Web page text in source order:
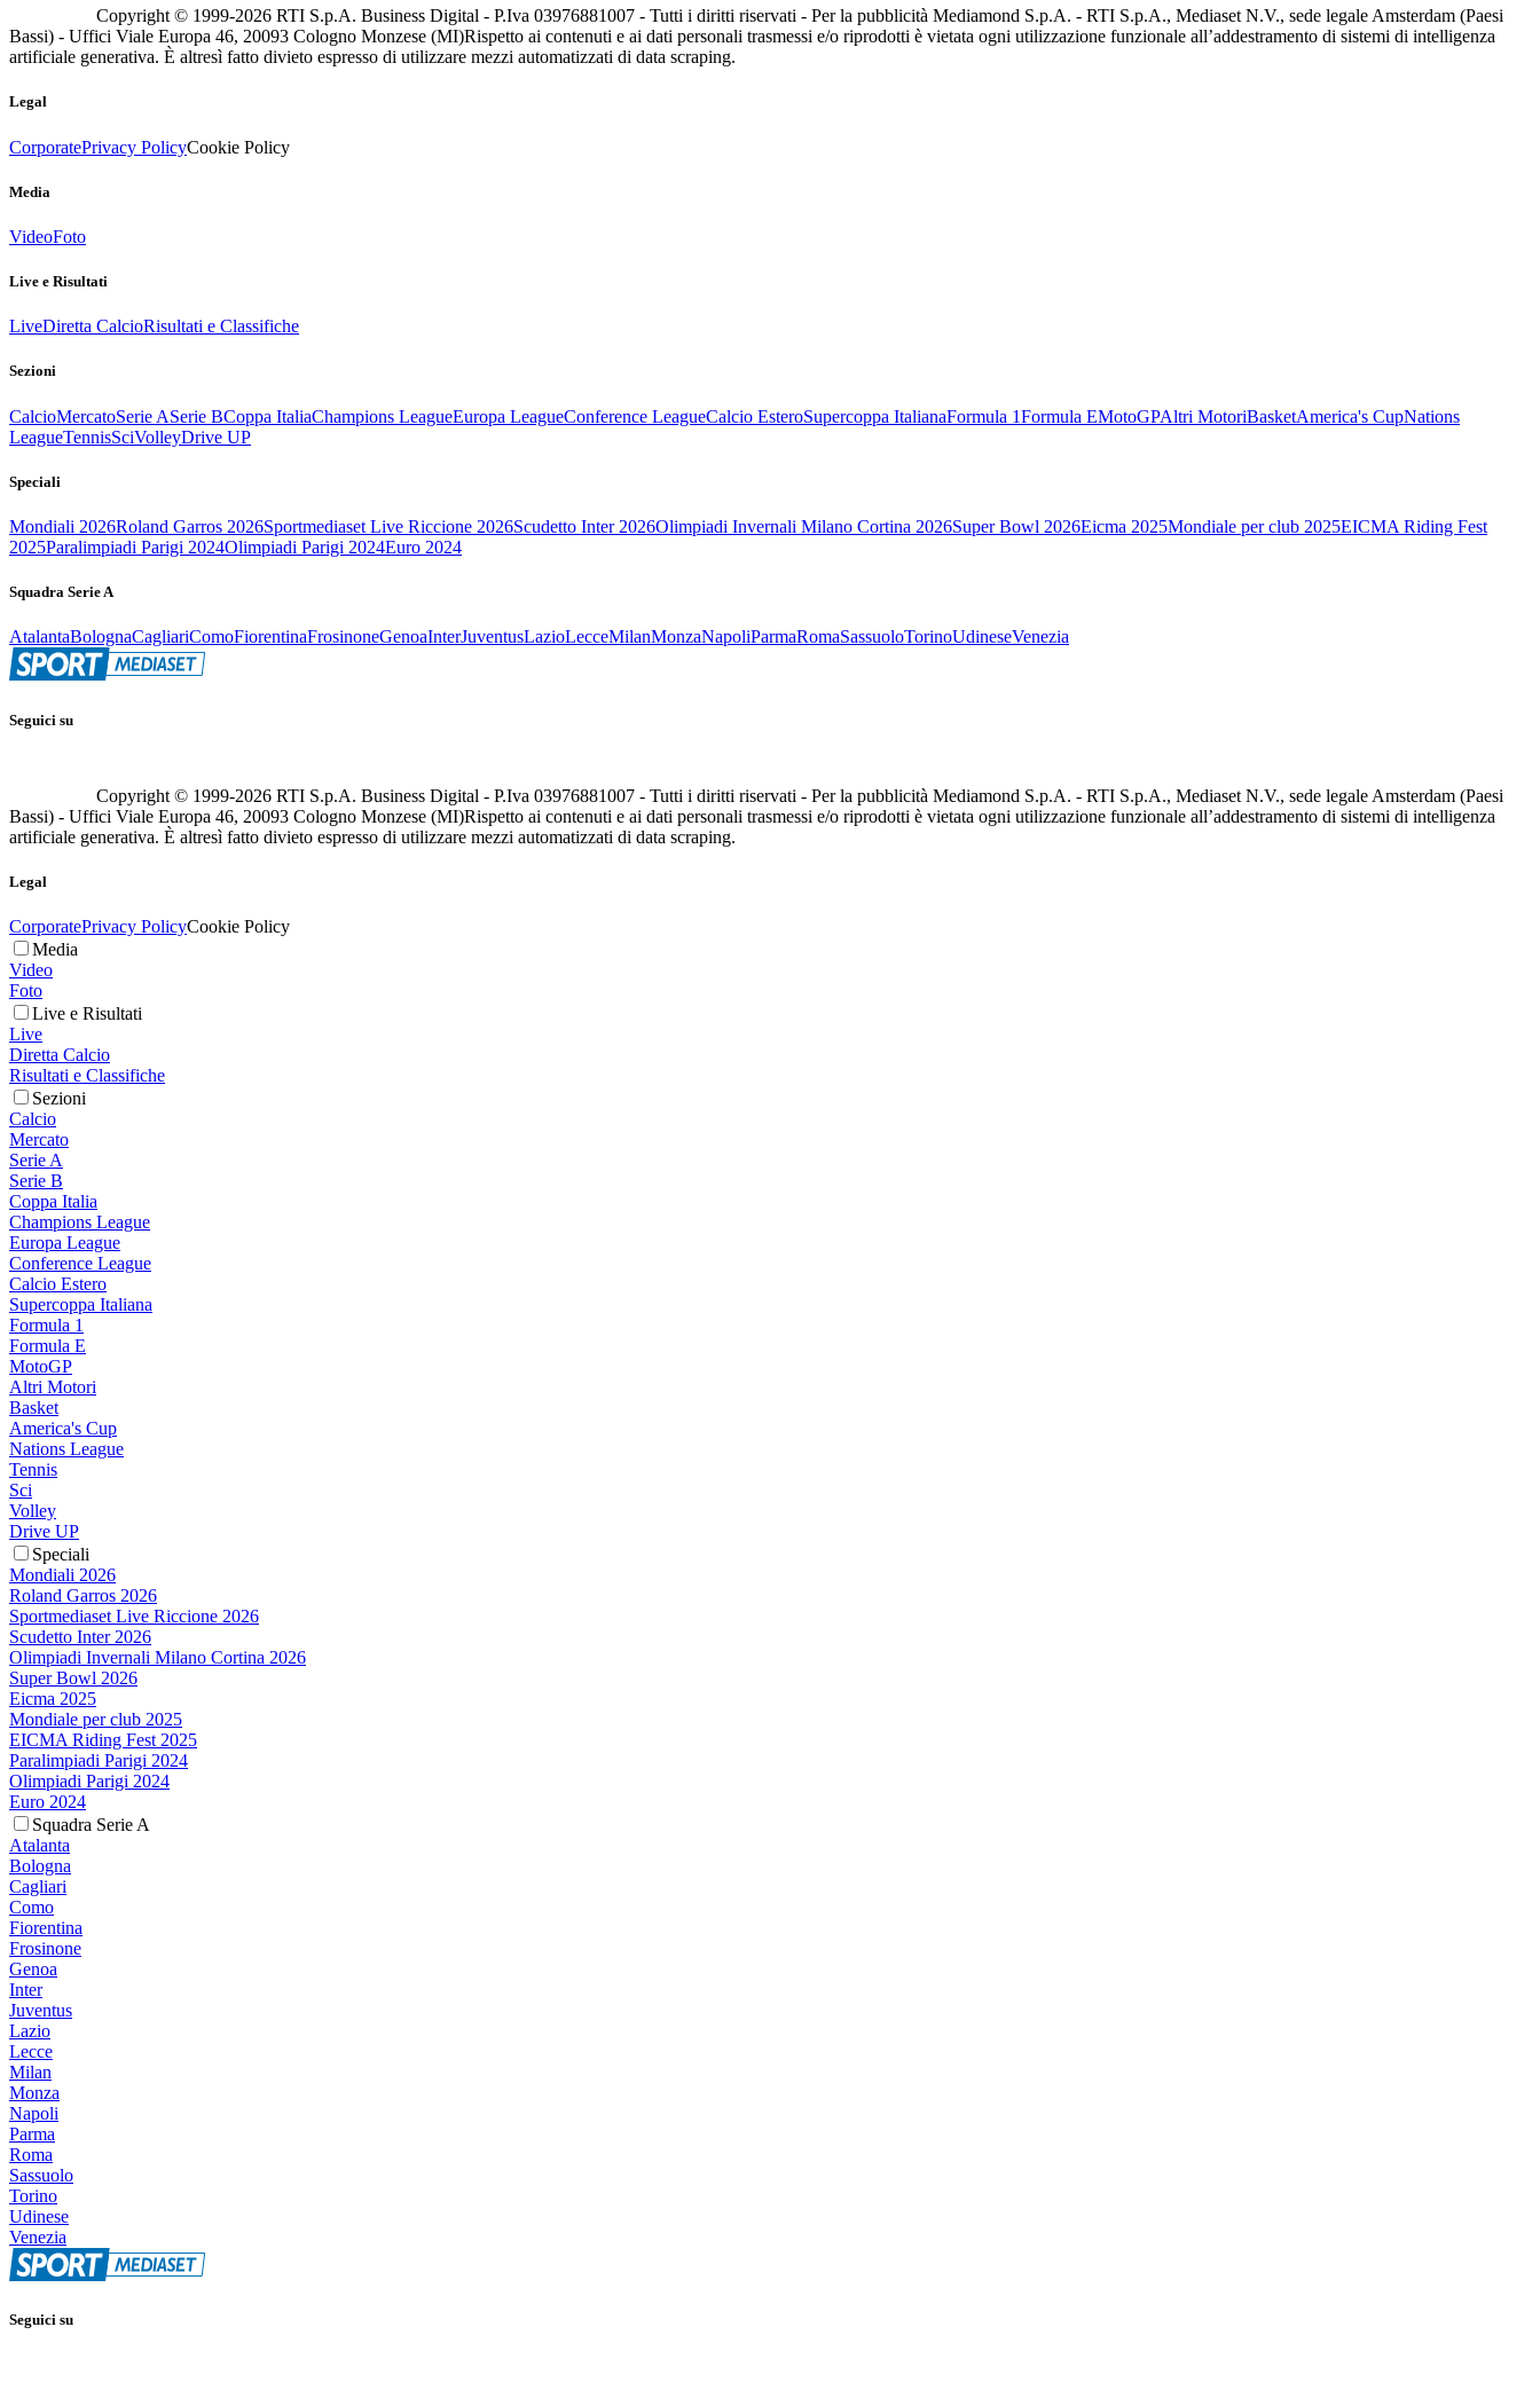
Copyright © 1999-2026 RTI S.p.A. Business Digital - P.Iva 03976881007 - Tutti i diritti riservati - Per la pubblicità Mediamond S.p.A. - RTI S.p.A., Mediaset N.V., sede legale Amsterdam (Paesi
Bassi) - Uffici Viale Europa 46, 20093 Cologno Monzese (MI)Rispetto ai contenuti e ai dati personali trasmessi e/o riprodotti è vietata ogni utilizzazione funzionale all’addestramento di sistemi di intelligenza
artificiale generativa. È altresì fatto divieto espresso di utilizzare mezzi automatizzati di data scraping.
Legal
CorporatePrivacy PolicyCookie Policy
Media
VideoFoto
Live e Risultati
LiveDiretta CalcioRisultati e Classifiche
Sezioni
CalcioMercatoSerie ASerie BCoppa ItaliaChampions LeagueEuropa LeagueConference LeagueCalcio EsteroSupercoppa ItalianaFormula 1Formula EMotoGPAltri MotoriBasketAmerica's CupNations
LeagueTennisSciVolleyDrive UP
Speciali
Mondiali 2026Roland Garros 2026Sportmediaset Live Riccione 2026Scudetto Inter 2026Olimpiadi Invernali Milano Cortina 2026Super Bowl 2026Eicma 2025Mondiale per club 2025EICMA Riding Fest
2025Paralimpiadi Parigi 2024Olimpiadi Parigi 2024Euro 2024
Squadra Serie A
AtalantaBolognaCagliariComoFiorentinaFrosinoneGenoaInterJuventusLazioLecceMilanMonzaNapoliParmaRomaSassuoloTorinoUdineseVenezia
Seguici su
Copyright © 1999-2026 RTI S.p.A. Business Digital - P.Iva 03976881007 - Tutti i diritti riservati - Per la pubblicità Mediamond S.p.A. - RTI S.p.A., Mediaset N.V., sede legale Amsterdam (Paesi
Bassi) - Uffici Viale Europa 46, 20093 Cologno Monzese (MI)Rispetto ai contenuti e ai dati personali trasmessi e/o riprodotti è vietata ogni utilizzazione funzionale all’addestramento di sistemi di intelligenza
artificiale generativa. È altresì fatto divieto espresso di utilizzare mezzi automatizzati di data scraping.
Legal
CorporatePrivacy PolicyCookie Policy
Media
Video
Foto
Live e Risultati
Live
Diretta Calcio
Risultati e Classifiche
Sezioni
Calcio
Mercato
Serie A
Serie B
Coppa Italia
Champions League
Europa League
Conference League
Calcio Estero
Supercoppa Italiana
Formula 1
Formula E
MotoGP
Altri Motori
Basket
America's Cup
Nations League
Tennis
Sci
Volley
Drive UP
Speciali
Mondiali 2026
Roland Garros 2026
Sportmediaset Live Riccione 2026
Scudetto Inter 2026
Olimpiadi Invernali Milano Cortina 2026
Super Bowl 2026
Eicma 2025
Mondiale per club 2025
EICMA Riding Fest 2025
Paralimpiadi Parigi 2024
Olimpiadi Parigi 2024
Euro 2024
Squadra Serie A
Atalanta
Bologna
Cagliari
Como
Fiorentina
Frosinone
Genoa
Inter
Juventus
Lazio
Lecce
Milan
Monza
Napoli
Parma
Roma
Sassuolo
Torino
Udinese
Venezia
Seguici su